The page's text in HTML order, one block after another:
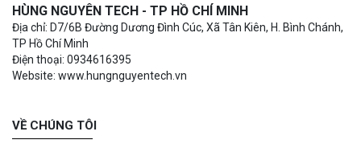
HÙNG NGUYÊN TECH - TP HỒ CHÍ MINH
Địa chỉ: D7/6B Đường Dương Đình Cúc, Xã Tân Kiên, H. Bình Chánh,
TP Hồ Chí Minh
Điện thoại: 0934616395
Website: www.hungnguyentech.vn
VỀ CHÚNG TÔI